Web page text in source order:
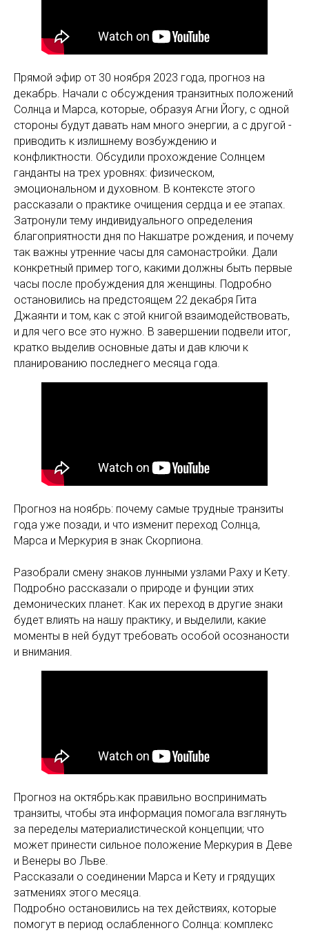
Прямой эфир от 30 ноября 2023 года, прогноз на
декабрь. Начали с обсуждения транзитных положений
Солнца и Марса, которые, образуя Агни Йогу, с одной
стороны будут давать нам много энергии, а с другой -
приводить к излишнему возбуждению и
конфликтности. Обсудили прохождение Солнцем
ганданты на трех уровнях: физическом,
эмоциональном и духовном. В контексте этого
рассказали о практике очищения сердца и ее этапах.
Затронули тему индивидуального определения
благоприятности дня по Накшатре рождения, и почему
так важны утренние часы для самонастройки. Дали
конкретный пример того, какими должны быть первые
часы после пробуждения для женщины. Подробно
остановились на предстоящем 22 декабря Гита
Джаянти и том, как с этой книгой взаимодействовать,
и для чего все это нужно. В завершении подвели итог,
кратко выделив основные даты и дав ключи к
планированию последнего месяца года.
Прогноз на ноябрь: почему самые трудные транзиты
года уже позади, и что изменит переход Солнца,
Марса и Меркурия в знак Скорпиона.
Разобрали смену знаков лунными узлами Раху и Кету.
Подробно рассказали о природе и фунции этих
демонических планет. Как их переход в другие знаки
будет влиять на нашу практику, и выделили, какие
моменты в ней будут требовать особой осознаности
и внимания.
Прогноз на октябрь:как правильно воспринимать
транзиты, чтобы эта информация помогала взглянуть
за переделы материалистической концепции; что
может принести сильное положение Меркурия в Деве
и Венеры во Льве.
Рассказали о соединении Марса и Кету и грядущих
затмениях этого месяца.
Подробно остановились на тех действиях, которые
помогут в период ослабленного Солнца: комплекс